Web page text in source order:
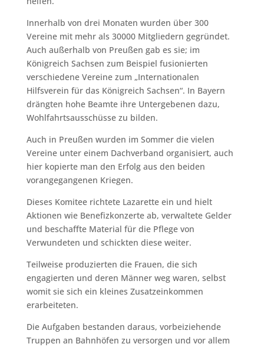
Innerhalb von drei Monaten wurden über 300
Vereine mit mehr als 30000 Mitgliedern gegründet.
Auch außerhalb von Preußen gab es sie; im
Königreich Sachsen zum Beispiel fusionierten
verschiedene Vereine zum „Internationalen
Hilfsverein für das Königreich Sachsen“. In Bayern
drängten hohe Beamte ihre Untergebenen dazu,
Wohlfahrtsausschüsse zu bilden.
Auch in Preußen wurden im Sommer die vielen
Vereine unter einem Dachverband organisiert, auch
hier kopierte man den Erfolg aus den beiden
vorangegangenen Kriegen.
Dieses Komitee richtete Lazarette ein und hielt
Aktionen wie Benefizkonzerte ab, verwaltete Gelder
und beschaffte Material für die Pflege von
Verwundeten und schickten diese weiter.
Teilweise produzierten die Frauen, die sich
engagierten und deren Männer weg waren, selbst
womit sie sich ein kleines Zusatzeinkommen
erarbeiteten.
Die Aufgaben bestanden daraus, vorbeiziehende
Truppen an Bahnhöfen zu versorgen und vor allem